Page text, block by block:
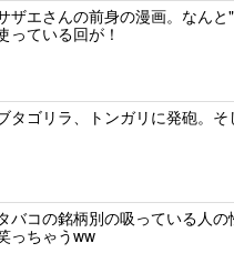
ザエさんの前身の漫画。なん
っている回が！
タゴリラ、トンガリに発砲。そ
バコの銘柄別の吸っている人
っちゃうww